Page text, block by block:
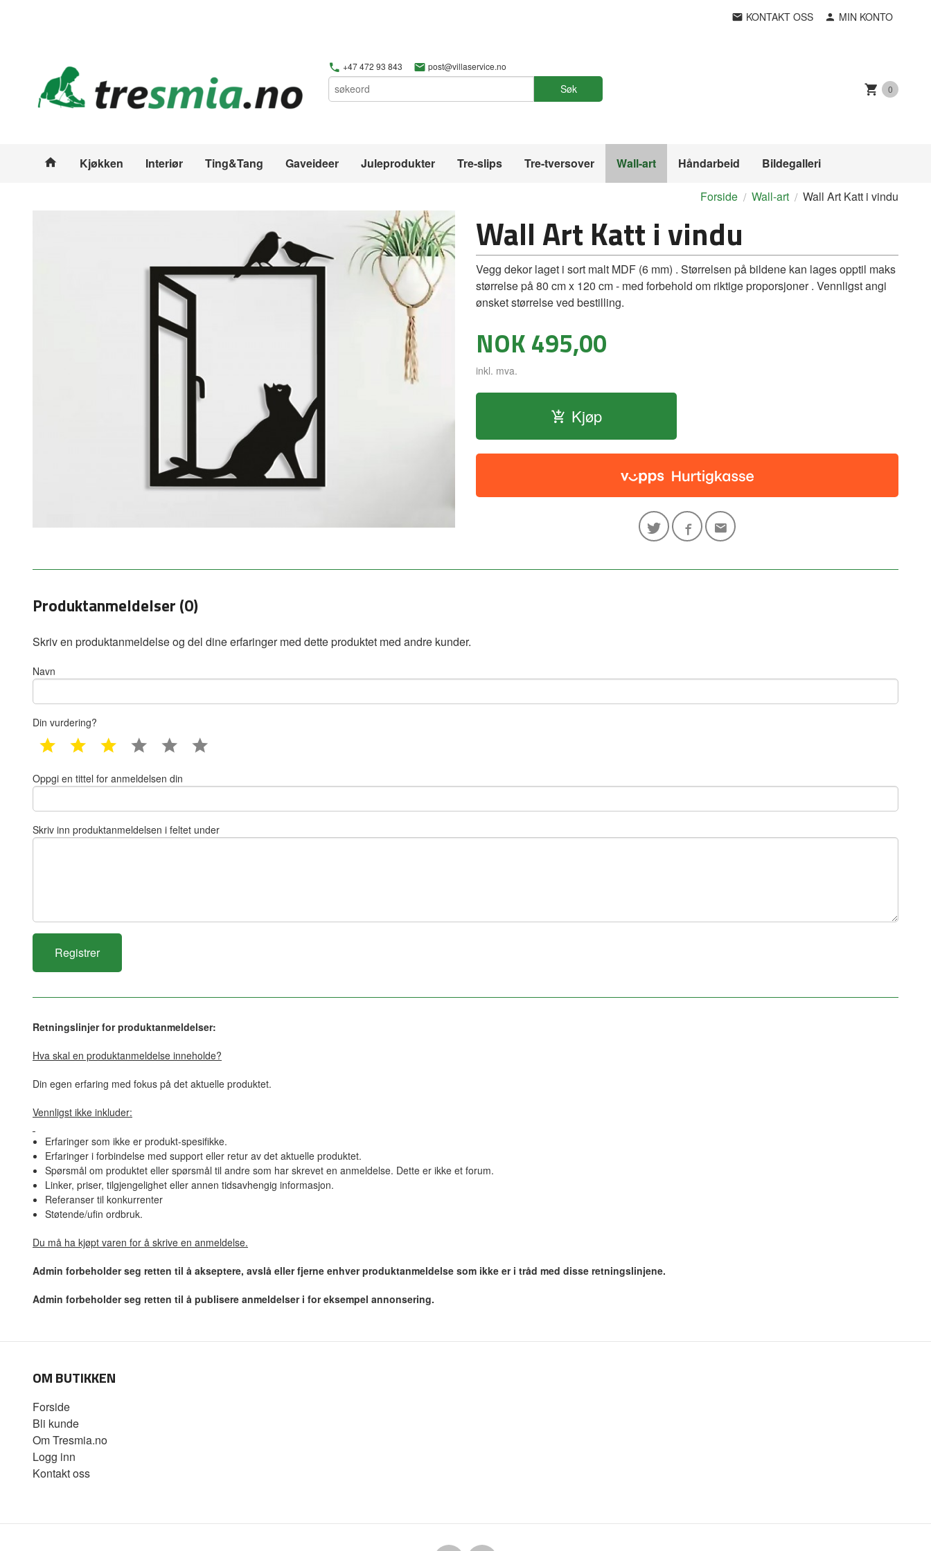
KONTAKT OSS MIN KONTO
+47 472 93 843 post@villaservice.no
Søk 0
Produkter
Kjøkken Interiør Ting&Tang Gaveideer Juleprodukter Tre-slips Tre-tversover Wall-art Håndarbeid Bildegalleri
Forside Wall-art Wall Art Katt i vindu
Wall Art Katt i vindu
Vegg dekor laget i sort malt MDF (6 mm) . Størrelsen på bildene kan lages opptil maks
størrelse på 80 cm x 120 cm - med forbehold om riktige proporsjoner . Vennligst angi
ønsket størrelse ved bestilling.
Pris
NOK495,00
inkl. mva.
Kjøp
Produktanmeldelser (0)
Skriv en produktanmeldelse og del dine erfaringer med dette produktet med andre kunder.
Navn
Din vurdering?
1 star 2 star 3 star 4 star 5 star
Oppgi en tittel for anmeldelsen din
Skriv inn produktanmeldelsen i feltet under
Retningslinjer for produktanmeldelser:
Hva skal en produktanmeldelse inneholde?
Din egen erfaring med fokus på det aktuelle produktet.
Vennligst ikke inkluder:
Erfaringer som ikke er produkt-spesifikke.
Erfaringer i forbindelse med support eller retur av det aktuelle produktet.
Spørsmål om produktet eller spørsmål til andre som har skrevet en anmeldelse. Dette er ikke et forum.
Linker, priser, tilgjengelighet eller annen tidsavhengig informasjon.
Referanser til konkurrenter
Støtende/ufin ordbruk.
Du må ha kjøpt varen for å skrive en anmeldelse.
Admin forbeholder seg retten til å akseptere, avslå eller fjerne enhver produktanmeldelse som ikke er i tråd med disse retningslinjene.
Admin forbeholder seg retten til å publisere anmeldelser i for eksempel annonsering.
OM BUTIKKEN
Forside
Bli kunde
Om Tresmia.no
Logg inn
Kontakt oss